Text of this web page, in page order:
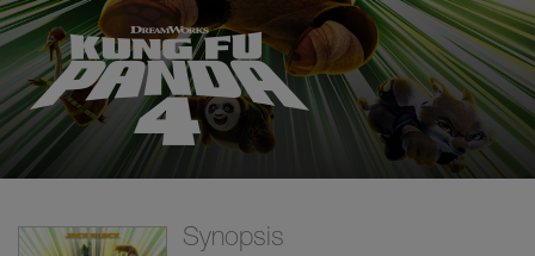
Synopsis